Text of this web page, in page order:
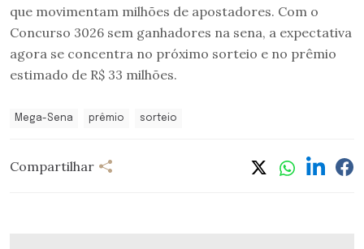
que movimentam milhões de apostadores. Com o
Concurso 3026 sem ganhadores na sena, a expectativa
agora se concentra no próximo sorteio e no prêmio
estimado de R$ 33 milhões.
Mega-Sena prêmio sorteio
Compartilhar